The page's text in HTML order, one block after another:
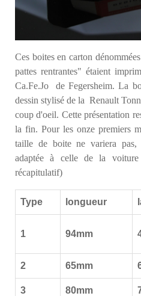
Ces boites en carton
pattes rentrantes" étaient
Ca.Fe.Jo de Fegersheim. La
dessin stylisé de la Renault
coup d'oeil. Cette présentation
la fin. Pour les onze premiers
taille de boite ne variera pas,
adaptée à celle de la
récapitulatif)
Type longueur
1 94mm
2 65mm
3 80mm